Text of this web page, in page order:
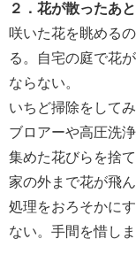
２．花が散ったあ
咲いた花を眺める
る。自宅の庭で花
ならない。
いちど掃除をして
ブロアーや高圧洗
集めた花びらを捨
家の外まで花が飛
処理をおろそかに
ない。手間を惜し